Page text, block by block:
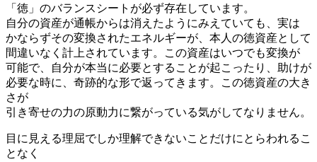
「徳」のバランスシートが必ず存在しています。
自分の資産が通帳からは消えたようにみえていても、実は
かならずその変換されたエネルギーが、本人の徳資産として
間違いなく計上されています。この資産はいつでも変換が
可能で、自分が本当に必要とすることが起こったり、助けが
必要な時に、奇跡的な形で返ってきます。この徳資産の大き
さが
引き寄せの力の原動力に繋がっている気がしてなりません。
目に見える理屈でしか理解できないことだけにとらわれるこ
となく